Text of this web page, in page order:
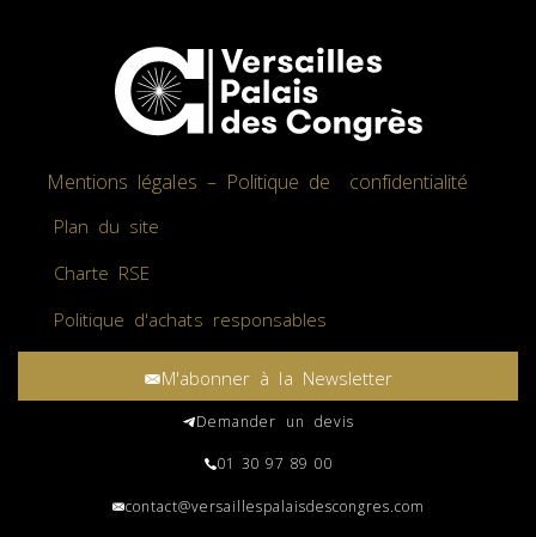
Mentions légales – Politique de confidentialité
Plan du site
Charte RSE
Politique d'achats responsables
M'abonner à la Newsletter
Demander un devis
01 30 97 89 00
contact@versaillespalaisdescongres.com